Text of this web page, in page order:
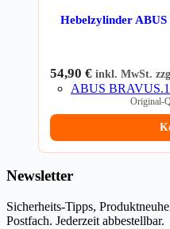
Hebelzylinder
54,90 € inkl. MwSt.
ABUS
Original-
Newsletter
Sicherheits-Tipps,
Postfach. Jederzeit abbestellbar.